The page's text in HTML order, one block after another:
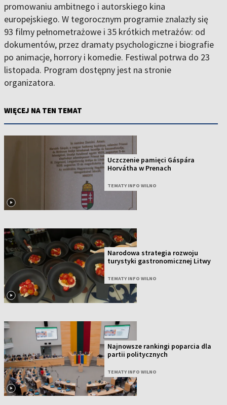
promowaniu ambitnego i autorskiego kina
europejskiego. W tegorocznym programie znalazły się
93 filmy pełnometrażowe i 35 krótkich metrażów: od
dokumentów, przez dramaty psychologiczne i biografie
po animacje, horrory i komedie. Festiwal potrwa do 23
listopada. Program dostępny jest na stronie
organizatora.
WIĘCEJ NA TEN TEMAT
Uczczenie pamięci Gáspára
Horvátha w Prenach
TEMATY INFO WILNO
Narodowa strategia rozwoju
turystyki gastronomicznej Litwy
TEMATY INFO WILNO
Najnowsze rankingi poparcia dla
partii politycznych
TEMATY INFO WILNO